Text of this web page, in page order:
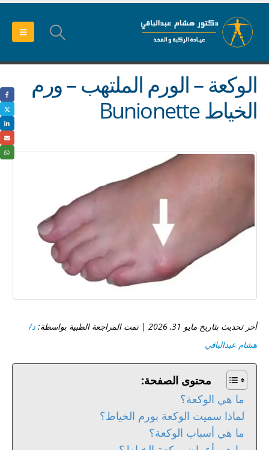
الوكعة – الورم الملتهب – ورم
الخياط Bunionette
أخر تحديث بتاريخ مايو 31, 2026 | تمت المراجعة الطبية بواسطة:
د/
هشام عبدالباقي
محتوى الصفحة:
ما هي الوكعة؟
لماذا سميت الوكعة بورم الخياط؟
ما هي أسباب الوكعة؟